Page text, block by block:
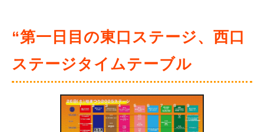
“第一日目の東口ステージ、西口
ステージタイムテーブル